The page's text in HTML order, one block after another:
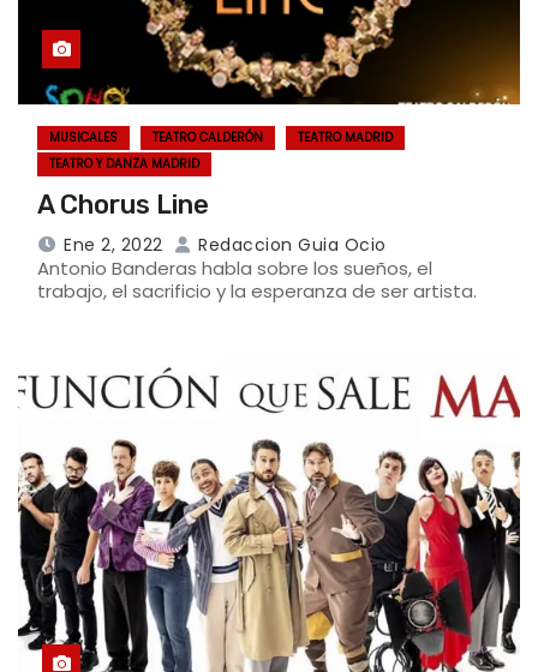
MUSICALES TEATRO CALDERÓN
TEATRO MADRID
TEATRO Y DANZA MADRID
A Chorus Line
Ene 2, 2022 Redaccion Guia Ocio
Antonio Banderas habla sobre los sueños, el
trabajo, el sacrificio y la esperanza de ser artista.